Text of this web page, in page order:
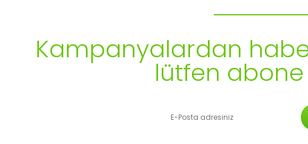
Kampanyalardan
lütfen